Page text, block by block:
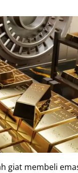
giat membeli